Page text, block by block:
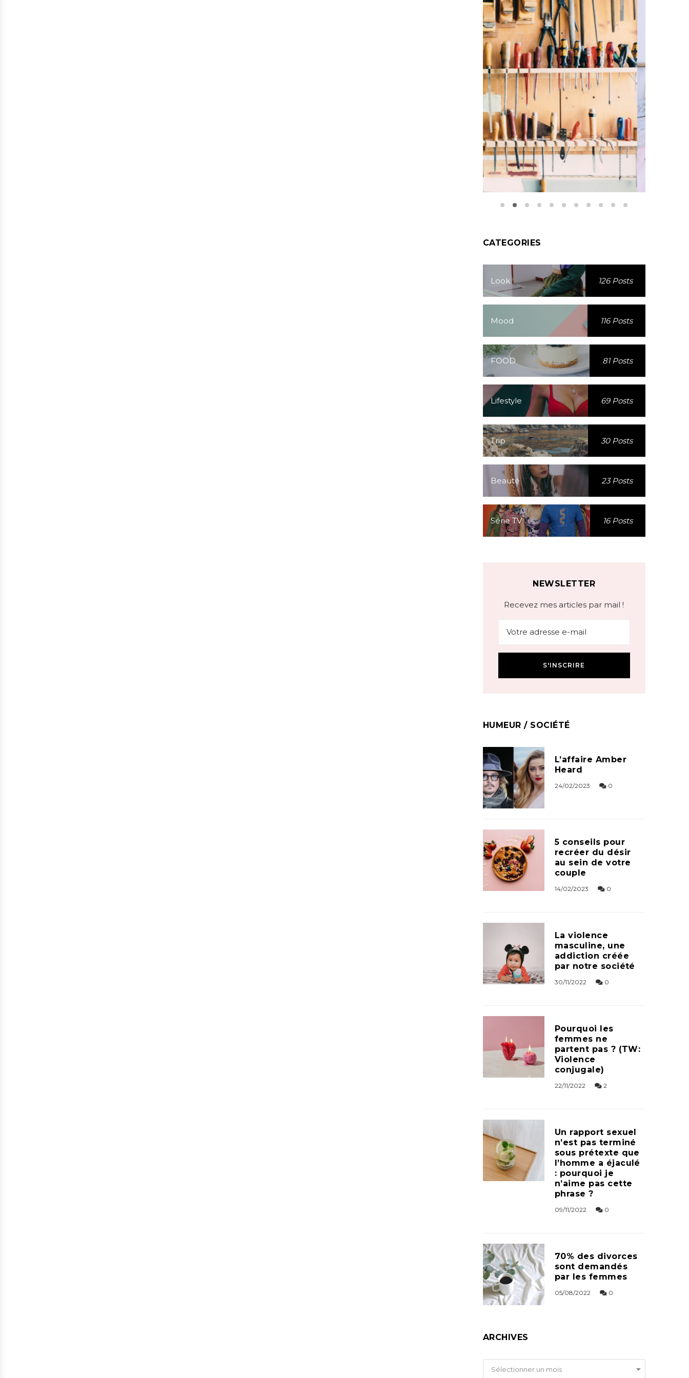
CATEGORIES
Look 126 Posts
Mood 116 Posts
FOOD 81 Posts
Lifestyle 69 Posts
Trip 30 Posts
Beauté 23 Posts
Série TV 16 Posts
NEWSLETTER
Recevez mes articles par mail !
HUMEUR / SOCIÉTÉ
L’affaire Amber
Heard
24/02/2023 0
5 conseils pour
recréer du désir
au sein de votre
couple
14/02/2023 0
La violence
masculine, une
addiction créée
par notre société
30/11/2022 0
Pourquoi les
femmes ne
partent pas ? (TW:
Violence
conjugale)
22/11/2022 2
Un rapport sexuel
n’est pas terminé
sous prétexte que
l’homme a éjaculé
: pourquoi je
n’aime pas cette
phrase ?
09/11/2022 0
70% des divorces
sont demandés
par les femmes
05/08/2022 0
ARCHIVES
Archives
Sélectionner un mois